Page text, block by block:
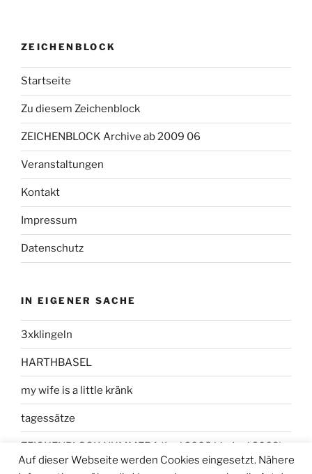
ZEICHENBLOCK
Startseite
Zu diesem Zeichenblock
ZEICHENBLOCK Archive ab 2009 06
Veranstaltungen
Kontakt
Impressum
Datenschutz
IN EIGENER SACHE
3xklingeln
HARTHBASEL
my wife is a little kränk
tagessätze
ZEICHENBLOCK NUMMER 1 (Juni 2008 bis Juni 2009)
Auf dieser Webseite werden Cookies eingesetzt. Nähere